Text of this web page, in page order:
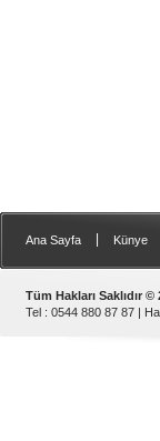
Ana Sayfa Künye
Tüm Hakları Saklıdır
Tel : 0544 880 87 87 |